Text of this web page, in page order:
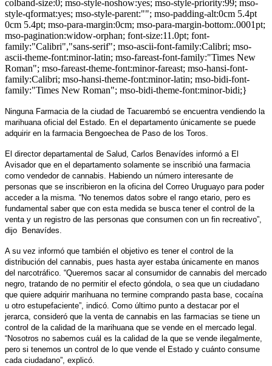
colband-size:0; mso-style-noshow:yes; mso-style-priority:99; mso-
style-qformat:yes; mso-style-parent:""; mso-padding-alt:0cm 5.4pt
0cm 5.4pt; mso-para-margin:0cm; mso-para-margin-bottom:.0001pt;
mso-pagination:widow-orphan; font-size:11.0pt; font-
family:"Calibri","sans-serif"; mso-ascii-font-family:Calibri; mso-
ascii-theme-font:minor-latin; mso-fareast-font-family:"Times New
Roman"; mso-fareast-theme-font:minor-fareast; mso-hansi-font-
family:Calibri; mso-hansi-theme-font:minor-latin; mso-bidi-font-
family:"Times New Roman"; mso-bidi-theme-font:minor-bidi;}
Ninguna Farmacia de la ciudad de Tacuarembó se encuentra vendiendo la
marihuana oficial del Estado. En el departamento únicamente se puede
adquirir en la farmacia Bengoechea de Paso de los Toros.
El director departamental de Salud, Carlos Benavídes informó a El
Avisador que en el departamento solamente se inscribió una farmacia
como vendedor de cannabis. Habiendo un número interesante de
personas que se inscribieron en la oficina del Correo Uruguayo para poder
acceder a la misma. “No tenemos datos sobre el rango etario, pero es
fundamental saber que con esta medida se busca tener el control de la
venta y un registro de las personas que consumen con un fin recreativo”,
dijo
Benavídes.
A su vez informó que también el objetivo es tener el control de la
distribución del cannabis, pues hasta ayer estaba únicamente en manos
del narcotráfico. “Queremos sacar al consumidor de cannabis del mercado
negro, tratando de no permitir el efecto góndola, o sea que un ciudadano
que quiere adquirir marihuana no termine comprando pasta base, cocaína
u otro estupefaciente”, indicó. Como último punto a destacar por el
jerarca, consideró que la venta de cannabis en las farmacias se tiene un
control de la calidad de la marihuana que se vende en el mercado legal.
“Nosotros no sabemos cuál es la calidad de la que se vende ilegalmente,
pero si tenemos un control de lo que vende el Estado y cuánto consume
cada ciudadano”, explicó.